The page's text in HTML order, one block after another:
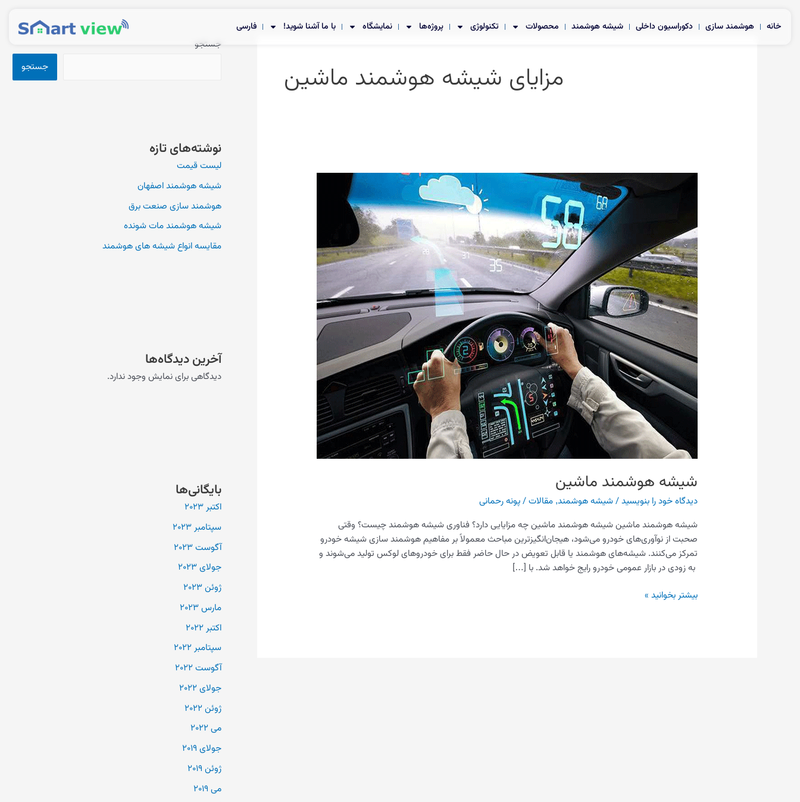
خانه هوشمند سازی دکوراسیون داخلی شیشه هوشمند محصولات تکنولوژی پروژه‌ها نمایشگاه با ما آشنا شوید! فارسی
مزایای شیشه هوشمند ماشین
شیشه هوشمند ماشین
دیدگاه‌ خود را بنویسید/شیشه هوشمند,مقالات/پونه رحمانی
شیشه هوشمند ماشین شیشه هوشمند ماشین چه مزایایی دارد؟ فناوری شیشه هوشمند چیست؟ وقتی
صحبت از نوآوری‌های خودرو می‌شود، هیجان‌انگیزترین مباحث معمولاً بر مفاهیم هوشمند سازی شیشه خودرو
تمرکز می‌کنند. شیشه‌های هوشمند یا قابل تعویض در حال حاضر فقط برای خودروهای لوکس تولید می‌شوند و
به زودی در بازار عمومی خودرو رایج خواهد شد. با […]
هوشمند
بیشتر بخوانید »
جستجو
جستجو
نوشته‌های تازه
لیست قیمت
شیشه هوشمند اصفهان
هوشمند سازی صنعت برق
شیشه هوشمند مات شونده
مقایسه انواع شیشه های هوشمند
آخرین دیدگاه‌ها
دیدگاهی برای نمایش وجود ندارد.
بایگانی‌ها
اکتبر 2023
سپتامبر 2023
آگوست 2023
جولای 2023
ژوئن 2023
مارس 2023
اکتبر 2022
سپتامبر 2022
آگوست 2022
جولای 2022
ژوئن 2022
می 2022
جولای 2019
ژوئن 2019
می 2019